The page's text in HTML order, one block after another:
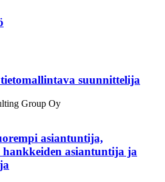
suunnittelija
Group Oy
asiantuntija,
asiantuntija ja